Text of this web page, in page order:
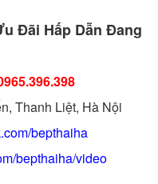
Đãi Hấp Dẫn Đang
Thanh Liệt, Hà Nội
bepthaiha
bepthaiha/video